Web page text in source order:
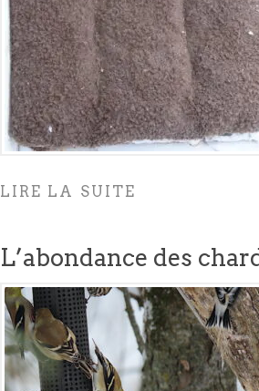
LIRE LA SUITE
L’abondance des